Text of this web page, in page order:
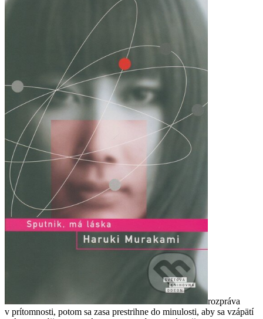
rozpráva
v prítomnosti, potom sa zasa prestrihne do minulosti, aby sa vzápätí